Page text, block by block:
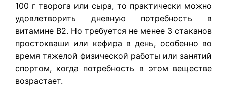
100 г творога или сыра, то практически можно
удовлетворить дневную потребность в
витамине В2. Но требуется не менее 3 стаканов
простокваши или кефира в день, особенно во
время тяжелой физической работы или занятий
спортом, когда потребность в этом веществе
возрастает.